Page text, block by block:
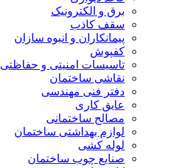
برق و الکترونیک
سقف کاذب
پیمانکاران و انبوه سازان
کفپوش
تاسیسات امنیتی و حفاظتی
نقاشی ساختمان
دفتر فنی مهندسی
عایق کاری
مصالح ساختمانی
لوازم بهداشتی ساختمان
لوله کشی
صنایع چوب ساختمان